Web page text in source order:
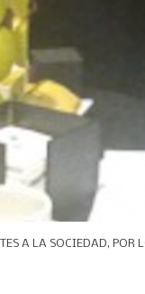
A LA SOCIEDAD, POR